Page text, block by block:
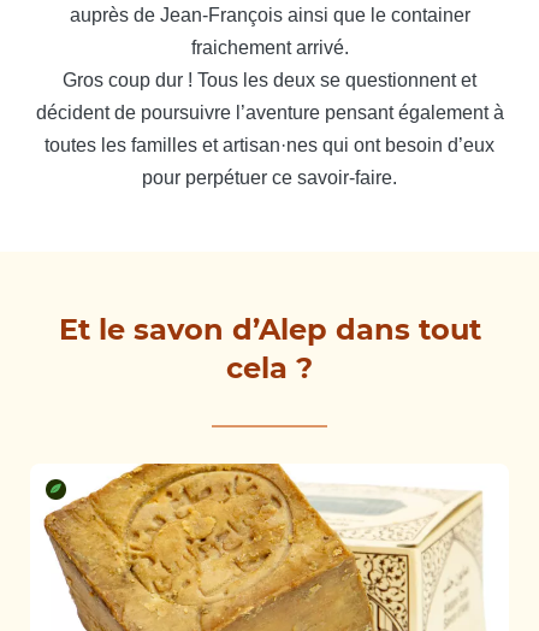
auprès de Jean-François ainsi que le container
fraichement arrivé.
Gros coup dur ! Tous les deux se questionnent et
décident de poursuivre l’aventure pensant également à
toutes les familles et artisan·nes qui ont besoin d’eux
pour perpétuer ce savoir-faire.
Et le savon d’Alep dans tout
cela ?